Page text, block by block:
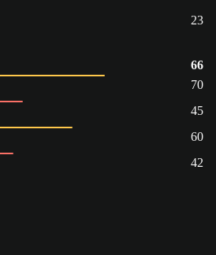
23
66
70
45
60
42